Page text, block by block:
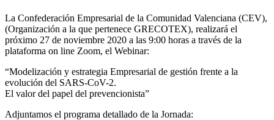
La Confederación Empresarial de la Comunidad Valenciana (CEV),
(Organización a la que pertenece GRECOTEX), realizará el
próximo 27 de noviembre 2020 a las 9:00 horas a través de la
plataforma on line Zoom, el Webinar:
“Modelización y estrategia Empresarial de gestión frente a la
evolución del SARS-CoV-2.
El valor del papel del prevencionista”
Adjuntamos el programa detallado de la Jornada: